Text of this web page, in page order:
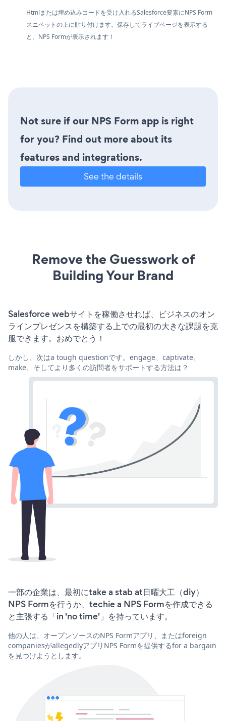
Htmlまたは埋め込みコードを受け入れるSalesforce要素にNPS Form
スニペットの上に貼り付けます。保存してライブページを表示する
と、NPS Formが表示されます！
Not sure if our NPS Form app is right
for you? Find out more about its
features and integrations.
See the details
Remove the Guesswork of
Building Your Brand
Salesforce webサイトを稼働させれば、ビジネスのオン
ラインプレゼンスを構築する上での最初の大きな課題を克
服できます。おめでとう！
しかし、次はa tough questionです。engage、captivate、
make、そしてより多くの訪問者をサポートする方法は？
一部の企業は、最初にtake a stab at日曜大工（diy）
NPS Formを行うか、techie a NPS Formを作成できる
と主張する「in 'no time'」を持っています。
他の人は、オープンソースのNPS Formアプリ、またはforeign
companiesがallegedlyアプリNPS Formを提供するfor a bargain
を見つけようとします。